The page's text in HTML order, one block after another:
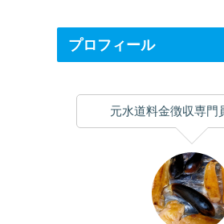
プロフィール
元水道料金徴収専門